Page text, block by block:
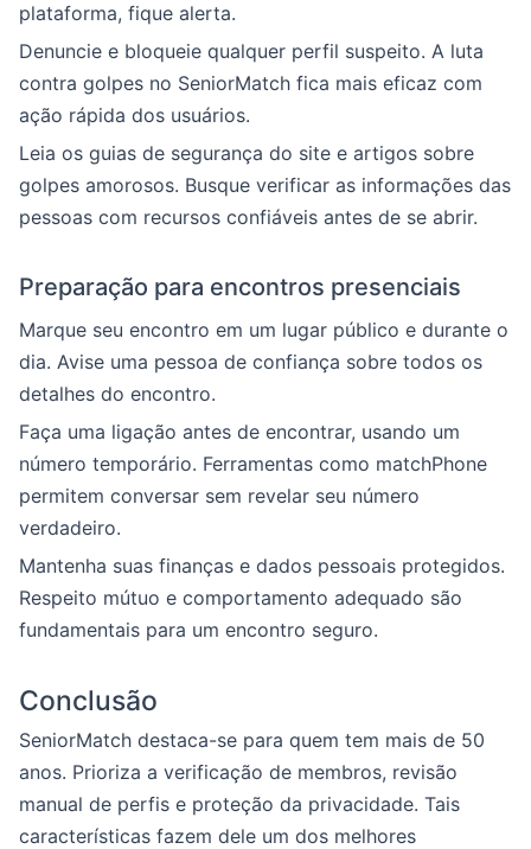
plataforma, fique alerta.
Denuncie e bloqueie qualquer perfil suspeito. A luta
contra golpes no SeniorMatch fica mais eficaz com
ação rápida dos usuários.
Leia os guias de segurança do site e artigos sobre
golpes amorosos. Busque verificar as informações das
pessoas com recursos confiáveis antes de se abrir.
Preparação para encontros presenciais
Marque seu encontro em um lugar público e durante o
dia. Avise uma pessoa de confiança sobre todos os
detalhes do encontro.
Faça uma ligação antes de encontrar, usando um
número temporário. Ferramentas como matchPhone
permitem conversar sem revelar seu número
verdadeiro.
Mantenha suas finanças e dados pessoais protegidos.
Respeito mútuo e comportamento adequado são
fundamentais para um encontro seguro.
Conclusão
SeniorMatch destaca-se para quem tem mais de 50
anos. Prioriza a verificação de membros, revisão
manual de perfis e proteção da privacidade. Tais
características fazem dele um dos melhores